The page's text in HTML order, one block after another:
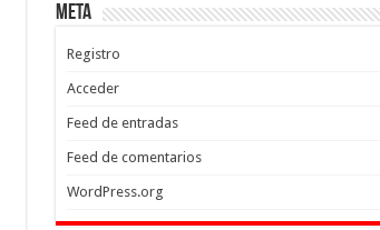
Meta
Registro
Acceder
Feed de entradas
Feed de comentarios
WordPress.org